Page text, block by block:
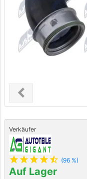
chevron_leftPrevious
Verkäufer
star star star star star_half (96 %)
Auf Lager